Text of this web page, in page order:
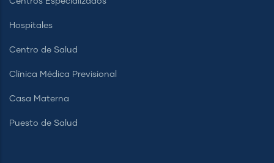
Hospitales
Centro de Salud
Clínica Médica Previsional
Casa Materna
Puesto de Salud